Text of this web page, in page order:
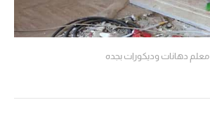
معلم دهانات وديكورات بجده